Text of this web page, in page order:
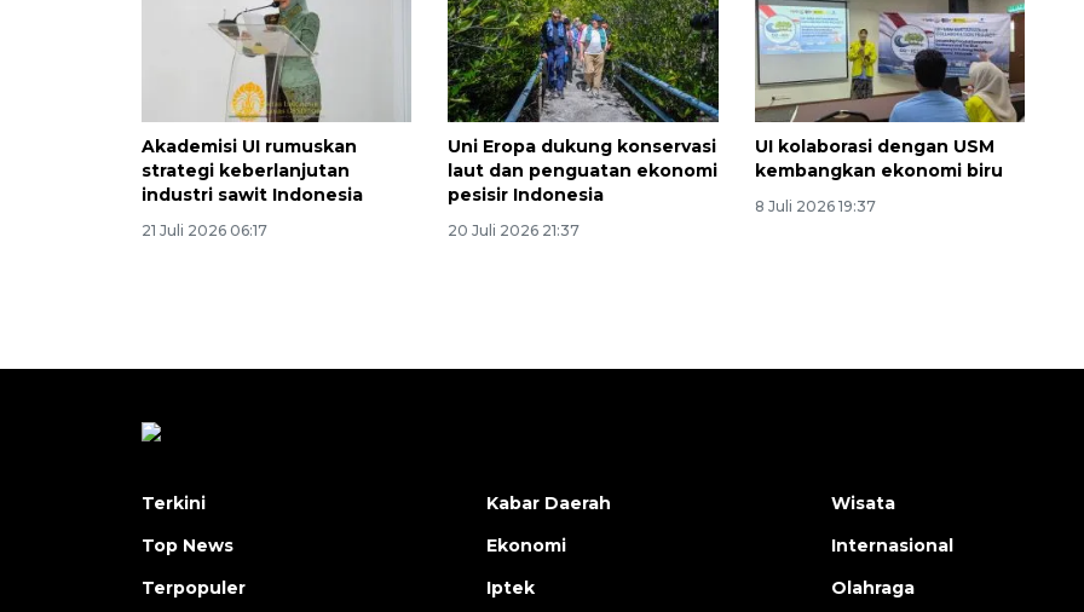
Akademisi UI rumuskan
strategi keberlanjutan
industri sawit Indonesia
21 Juli 2026 06:17
Uni Eropa dukung konservasi
laut dan penguatan ekonomi
pesisir Indonesia
20 Juli 2026 21:37
UI kolaborasi dengan USM
kembangkan ekonomi biru
8 Juli 2026 19:37
Terkini
Top News
Terpopuler
Kabar Daerah
Ekonomi
Iptek
Wisata
Internasional
Olahraga